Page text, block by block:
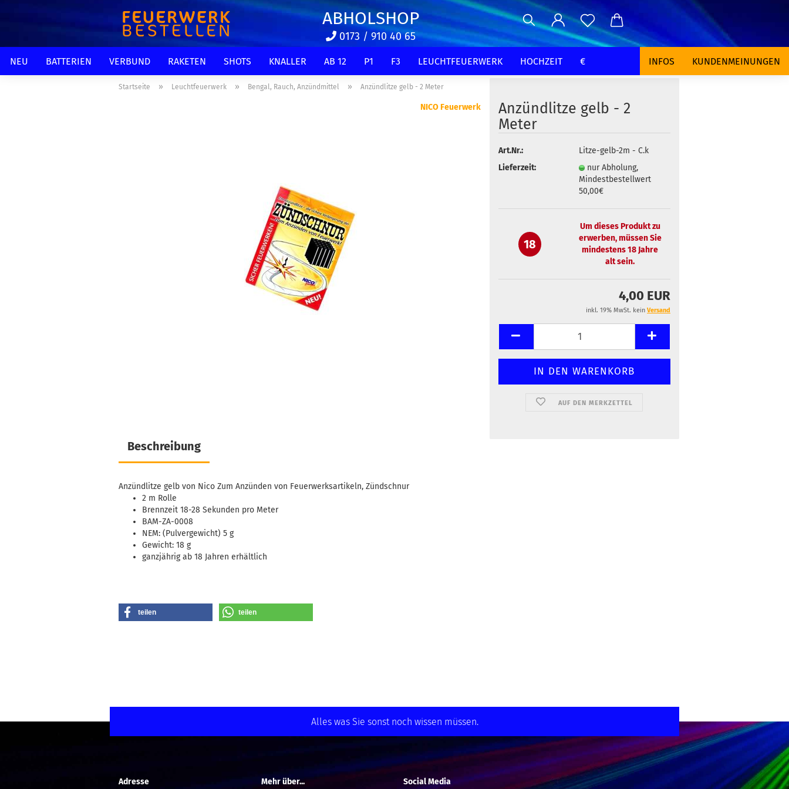
ABHOLSHOP
0173 / 910 40 65
NEU BATTERIEN VERBUND RAKETEN SHOTS KNALLER AB 12 P1 F3 LEUCHTFEUERWERK HOCHZEIT € INFOS KUNDENMEINUNGEN
Startseite » Leuchtfeuerwerk » Bengal, Rauch, Anzündmittel » Anzündlitze gelb - 2 Meter
NICO Feuerwerk
Anzündlitze gelb - 2
Meter
Art.Nr.:
Litze-gelb-2m - C.k
Lieferzeit:
nur Abholung,
Mindestbestellwert
50,00€
18
Um dieses Produkt zu
erwerben, müssen Sie
mindestens 18 Jahre
alt sein.
4,00 EUR
inkl. 19% MwSt. kein Versand
AUF DEN MERKZETTEL
Beschreibung
Anzündlitze gelb von Nico Zum Anzünden von Feuerwerksartikeln, Zündschnur
2 m Rolle
Brennzeit 18-28 Sekunden pro Meter
BAM-ZA-0008
NEM: (Pulvergewicht) 5 g
Gewicht: 18 g
ganzjährig ab 18 Jahren erhältlich
teilen teilen
Alles was Sie sonst noch wissen müssen.
Adresse Mehr über... Social Media